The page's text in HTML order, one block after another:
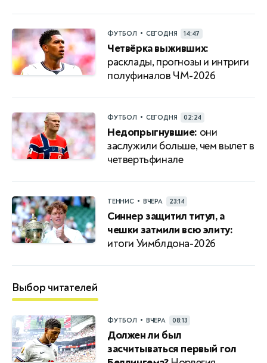
ФУТБОЛ • СЕГОДНЯ 14:47
Четвёрка выживших:
расклады, прогнозы и интриги
полуфиналов ЧМ-2026
ФУТБОЛ • СЕГОДНЯ 02:24
Недопрыгнувшие: они
заслужили больше, чем вылет в
четвертьфинале
ТЕННИС • ВЧЕРА 23:14
Синнер защитил титул, а
чешки затмили всю элиту:
итоги Уимблдона-2026
Выбор читателей
ФУТБОЛ • ВЧЕРА 08:13
Должен ли был
засчитываться первый гол